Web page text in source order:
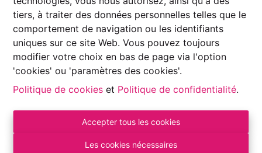
tiers, à traiter des données personnelles telles que le
comportement de navigation ou les identifiants
uniques sur ce site Web. Vous pouvez toujours
modifier votre choix en bas de page via l'option
'cookies' ou 'paramètres des cookies'.
Politique de cookies et Politique de confidentialité.
Accepter tous les cookies
Les cookies nécessaires
Demande d'informations
1295 m²
Terrain à bâtir idéalement situé à Harsin. Façade à rue
de 21,47 mètres. Hors lotissement, libre de
constructeur, vue dégagée. Plus d'informations et